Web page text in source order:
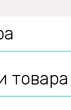
товара